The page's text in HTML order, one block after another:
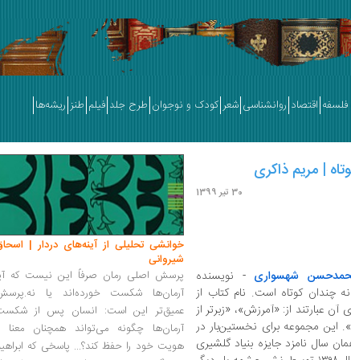
اقتصاد روانشناسی شعر کودک و نوجوان طرح جلد فیلم طنز ریشه‌ها
| مریم ذاکری
30 تیر 1399
شهسواری - نویسنده
چندان کوتاه است. نام کتاب از
عبارتند از: «آمرزش»، «زبرتر از
این مجموعه برای نخستین‌بار در
سال نامزد جایزه بنیاد گلشیری
خوانشی تحلیلی از آینه‌های دردار |
شیروانی
پرسش اصلی رمان صرفاً این نیست که
آرمان‌ها شکست خورده‌اند یا
عمیق‌تر این است: انسان پس از
آرمان‌ها چگونه می‌تواند همچنان معنا
هویت خود را حفظ کند؟... پاسخی که